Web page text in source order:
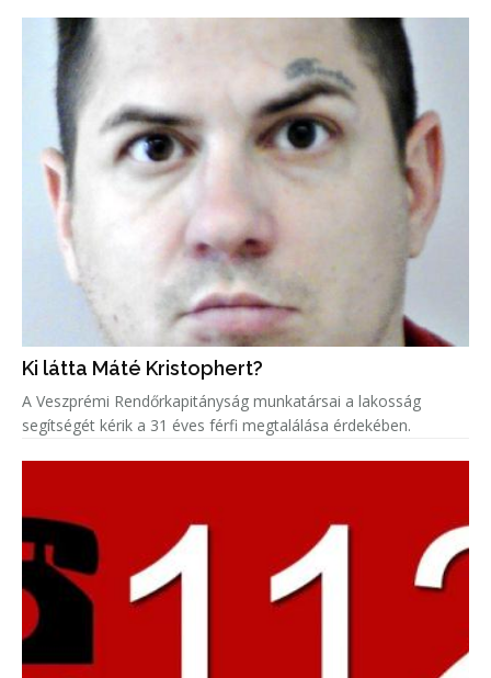
Ki látta Máté Kristophert?
A Veszprémi Rendőrkapitányság munkatársai a lakosság
segítségét kérik a 31 éves férfi megtalálása érdekében.